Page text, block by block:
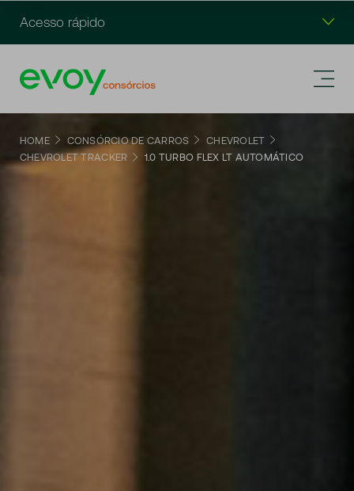
Acesso rápido
HOME CONSÓRCIO DE CARROS
CHEVROLET
CHEVROLET TRACKER
1.0 TURBO FLEX LT AUTOMÁTICO